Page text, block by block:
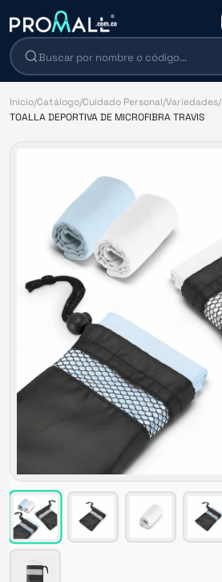
Inicio/Catálogo/Cuidado Personal/Variedades/
TOALLA DEPORTIVA DE MICROFIBRA TRAVIS